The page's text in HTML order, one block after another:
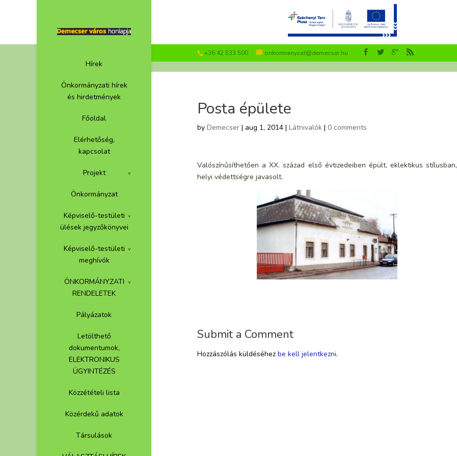
+36 42 533 500 onkormanyzat@demecser.hu
Hírek
Önkormányzati hírek
és hirdetmények
Főoldal
Elérhetőség,
kapcsolat
Projekt
Önkormányzat
Képviselő-testületi
ülések jegyzőkönyvei
Képviselő-testületi
meghívók
ÖNKORMÁNYZATI
RENDELETEK
Pályázatok
Letölthető
dokumentumok,
ELEKTRONIKUS
ÜGYINTÉZÉS
Közzétételi lista
Közérdekű adatok
Társulások
Posta épülete
by Demecser | aug 1, 2014 | Látnivalók | 0 comments
Valószínűsíthetően a XX. század első évtizedeiben épült, eklektikus stílusban,
helyi védettségre javasolt.
Submit a Comment
Hozzászólás küldéséhez be kell jelentkezni.